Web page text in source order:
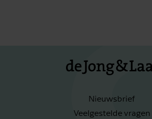
Nieuwsbrief
Veelgestelde vragen